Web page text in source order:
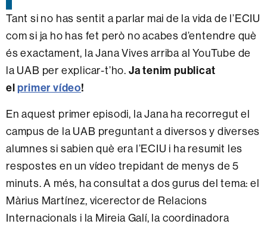
Tant si no has sentit a parlar mai de la vida de l’ECIU
com si ja ho has fet però no acabes d’entendre què
és exactament, la Jana Vives arriba al YouTube de
la UAB per explicar-t’ho. Ja tenim publicat
elprimer vídeo!
En aquest primer episodi, la Jana ha recorregut el
campus de la UAB preguntant a diversos y diverses
alumnes si sabien què era l’ECIU i ha resumit les
respostes en un vídeo trepidant de menys de 5
minuts. A més, ha consultat a dos gurus del tema: el
Màrius Martínez, vicerector de Relacions
Internacionals i la Mireia Galí, la coordinadora